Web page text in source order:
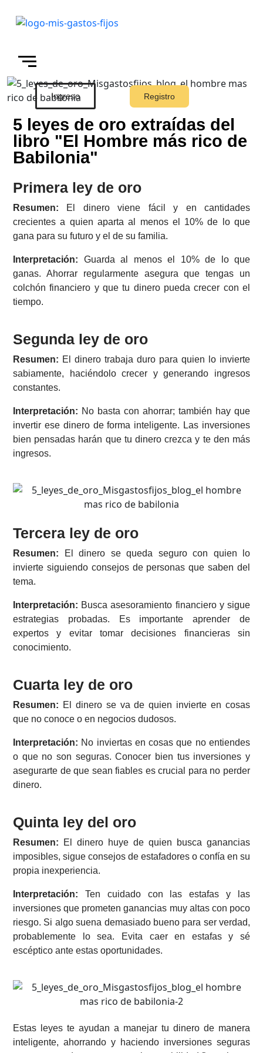
Ingreso Registro
Skip to main content
5 leyes de oro extraídas del
libro "El Hombre más rico de
Babilonia"
Primera ley de oro
Resumen: El dinero viene fácil y en cantidades
crecientes a quien aparta al menos el 10% de lo que
gana para su futuro y el de su familia.
Interpretación: Guarda al menos el 10% de lo que
ganas. Ahorrar regularmente asegura que tengas un
colchón financiero y que tu dinero pueda crecer con el
tiempo.
Segunda ley de oro
Resumen: El dinero trabaja duro para quien lo invierte
sabiamente, haciéndolo crecer y generando ingresos
constantes.
Interpretación: No basta con ahorrar; también hay que
invertir ese dinero de forma inteligente. Las inversiones
bien pensadas harán que tu dinero crezca y te den más
ingresos.
Tercera ley de oro
Resumen: El dinero se queda seguro con quien lo
invierte siguiendo consejos de personas que saben del
tema.
Interpretación: Busca asesoramiento financiero y sigue
estrategias probadas. Es importante aprender de
expertos y evitar tomar decisiones financieras sin
conocimiento.
Cuarta ley de oro
Resumen: El dinero se va de quien invierte en cosas
que no conoce o en negocios dudosos.
Interpretación: No inviertas en cosas que no entiendes
o que no son seguras. Conocer bien tus inversiones y
asegurarte de que sean fiables es crucial para no perder
dinero.
Quinta ley del oro
Resumen: El dinero huye de quien busca ganancias
imposibles, sigue consejos de estafadores o confía en su
propia inexperiencia.
Interpretación: Ten cuidado con las estafas y las
inversiones que prometen ganancias muy altas con poco
riesgo. Si algo suena demasiado bueno para ser verdad,
probablemente lo sea. Evita caer en estafas y sé
escéptico ante estas oportunidades.
Estas leyes te ayudan a manejar tu dinero de manera
inteligente, ahorrando y haciendo inversiones seguras